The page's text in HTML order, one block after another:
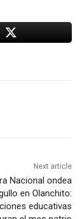
Next article
Nacional ondea
en Olanchito:
educativas